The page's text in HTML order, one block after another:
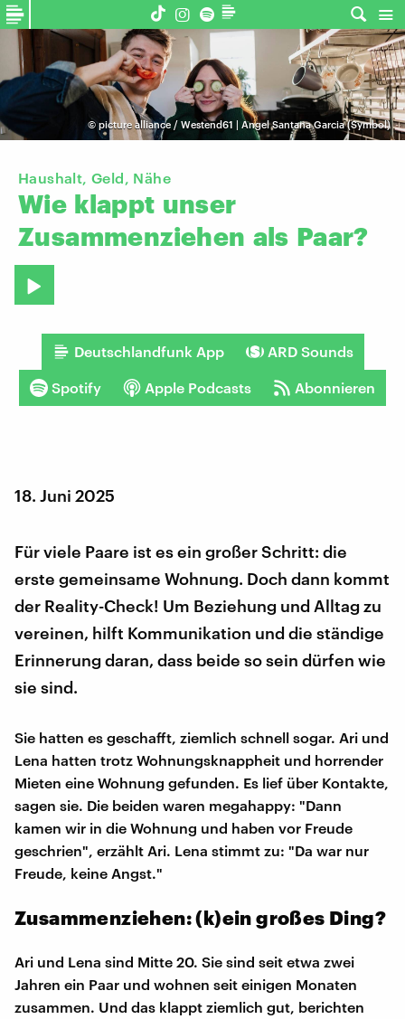
©picture alliance / Westend61 | Angel Santana Garcia (Symbol)
Haushalt, Geld, Nähe
Wie klappt unser
Zusammenziehen als Paar?
Deutschlandfunk App ARD Sounds
Spotify Apple Podcasts Abonnieren
18. Juni 2025
Für viele Paare ist es ein großer Schritt: die
erste gemeinsame Wohnung. Doch dann kommt
der Reality-Check! Um Beziehung und Alltag zu
vereinen, hilft Kommunikation und die ständige
Erinnerung daran, dass beide so sein dürfen wie
sie sind.
Sie hatten es geschafft, ziemlich schnell sogar. Ari und
Lena hatten trotz Wohnungsknappheit und horrender
Mieten eine Wohnung gefunden. Es lief über Kontakte,
sagen sie. Die beiden waren megahappy: "Dann
kamen wir in die Wohnung und haben vor Freude
geschrien", erzählt Ari. Lena stimmt zu: "Da war nur
Freude, keine Angst."
Zusammenziehen: (k)ein großes Ding?
Ari und Lena sind Mitte 20. Sie sind seit etwa zwei
Jahren ein Paar und wohnen seit einigen Monaten
zusammen. Und das klappt ziemlich gut, berichten